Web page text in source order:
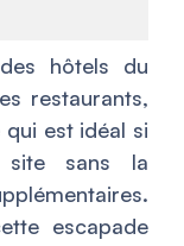
hôtels du
restaurants,
qui est idéal si
site sans la
escapade